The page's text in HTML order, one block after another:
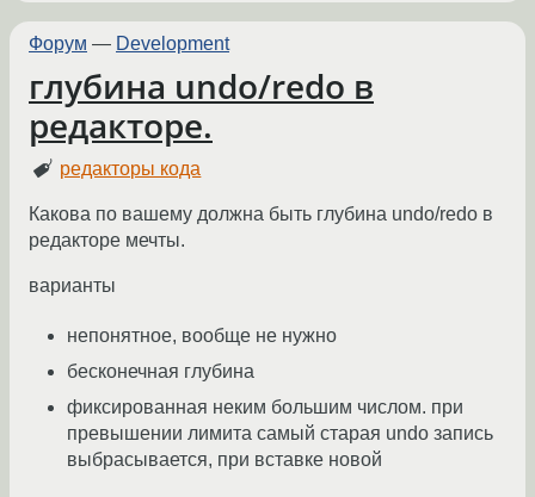
Форум — Development
глубина undo/redo в
редакторе.
редакторы кода
Какова по вашему должна быть глубина undo/redo в
редакторе мечты.
варианты
непонятное, вообще не нужно
бесконечная глубина
фиксированная неким большим числом. при
превышении лимита самый старая undo запись
выбрасывается, при вставке новой